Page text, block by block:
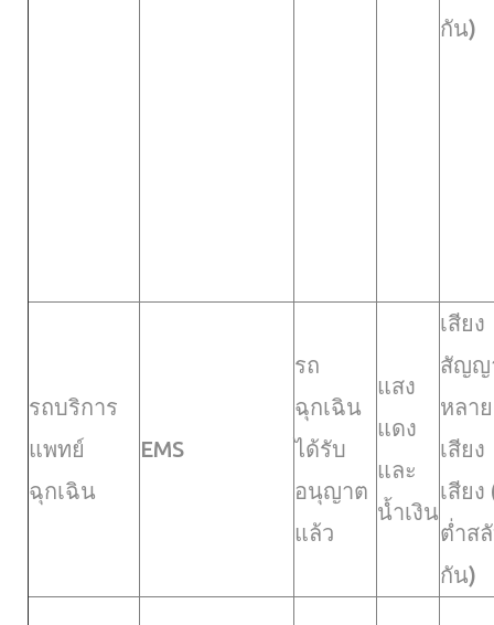
กัน)
รถบริการ
แพทย์
ฉุกเฉิน
EMS
รถ
ฉุกเฉิน
ได้รับ
อนุญาต
แล้ว
แสง
แดง
และ
น้ำเงิน
เสียง
สัญ
หลาย
เสียง
เสียง
ต่ำส
กัน)